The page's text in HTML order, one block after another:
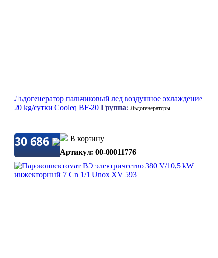
Льдогенератор пальчиковый лед воздушное охлаждение
20 kg/сутки Cooleq BF-20 Группа: Льдогенераторы
30 686
В корзину
Артикул: 00-00011776